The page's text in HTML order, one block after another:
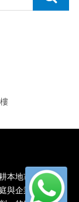
本地市場多年，
與企業信賴的蟲